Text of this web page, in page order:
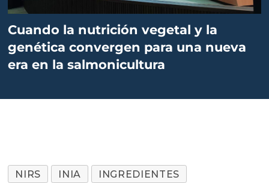
Cuando la nutrición vegetal y la
genética convergen para una nueva
era en la salmonicultura
NIRS INIA
INGREDIENTES